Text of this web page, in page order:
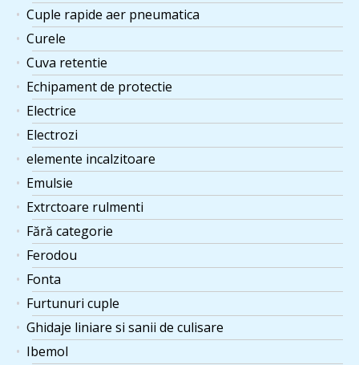
Cuple rapide aer pneumatica
Curele
Cuva retentie
Echipament de protectie
Electrice
Electrozi
elemente incalzitoare
Emulsie
Extrctoare rulmenti
Fără categorie
Ferodou
Fonta
Furtunuri cuple
Ghidaje liniare si sanii de culisare
Ibemol